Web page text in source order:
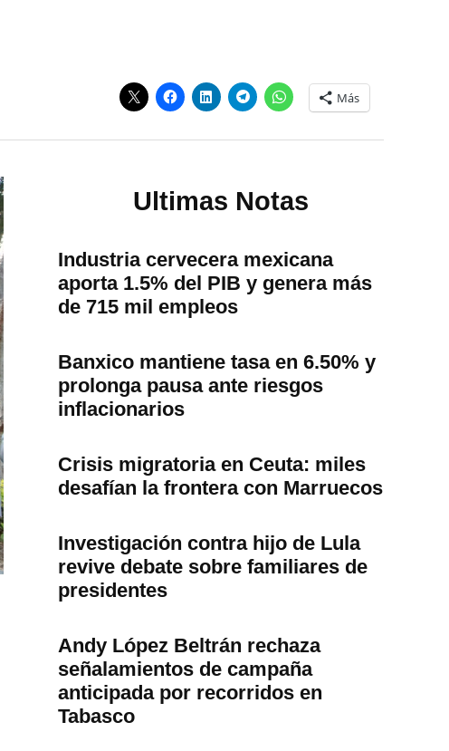
Más
Ultimas Notas
Industria cervecera mexicana
aporta 1.5% del PIB y genera más
de 715 mil empleos
Banxico mantiene tasa en 6.50% y
prolonga pausa ante riesgos
inflacionarios
Crisis migratoria en Ceuta: miles
desafían la frontera con Marruecos
Investigación contra hijo de Lula
revive debate sobre familiares de
presidentes
Andy López Beltrán rechaza
señalamientos de campaña
anticipada por recorridos en
Tabasco